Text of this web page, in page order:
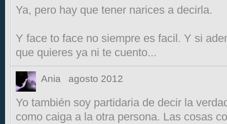
Ya, pero hay que tener narices a decirla.
Y face to face no siempre es facil. Y si
que quieres ya ni te cuento...
Ania agosto 2012
Yo también soy partidaria de decir la
como caiga a la otra persona. Las cosas